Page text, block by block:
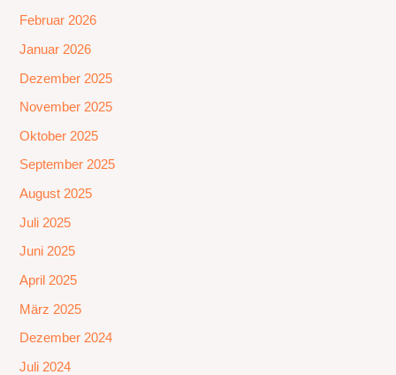
Februar 2026
Januar 2026
Dezember 2025
November 2025
Oktober 2025
September 2025
August 2025
Juli 2025
Juni 2025
April 2025
März 2025
Dezember 2024
Juli 2024